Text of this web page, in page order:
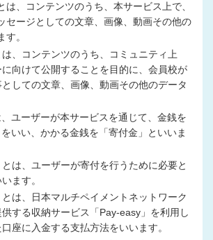
は、コンテンツのうち、本サービス上で、
セージとしての文章、画像、動画その他の
。
は、コンテンツのうち、コミュニティ上
向けて公開することを目的に、会員校が
しての文章、画像、動画その他のデータ
、ユーザーが本サービスを通じて、金銭を
いい、かかる金銭を「寄付金」といいま
とは、ユーザーが寄付を行うために必要と
ます。
とは、日本マルチペイメントネットワーク
する収納サービス「Pay-easy」を利用し
座に入金する支払方法をいいます。